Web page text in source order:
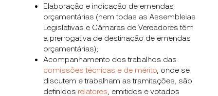
Elaboração e indicação de emendas
orçamentárias (nemtodas as Assembleias
Legislativas e Câmaras de Vereadores têm
a prerrogativa de destinação de emendas
orçamentárias);
Acompanhamento dos trabalhos das
comissões técnicas e de mérito , onde se
discutem e trabalham as tramitações, são
definidos relatores , emitidos e votados